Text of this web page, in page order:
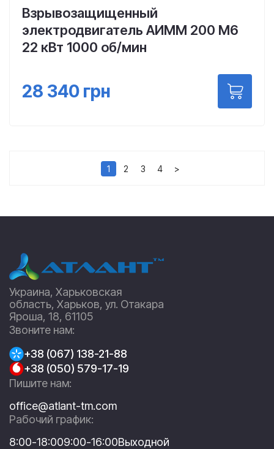
Взрывозащищенный
электродвигатель АИММ 200 М6
22 кВт 1000 об/мин
28 340 грн
1 2 3 4 >
Украина, Харьковская
область, Харьков, ул. Отакара
Яроша, 18, 61105
Звоните нам:
+38 (067) 138-21-88
+38 (050) 579-17-19
Пишите нам:
office@atlant-tm.com
Рабочий график:
8:00-18:009:00-16:00Выходной